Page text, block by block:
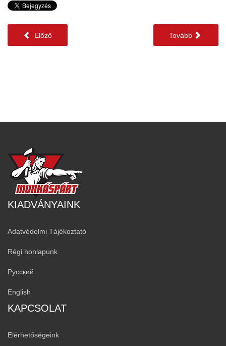
Előző Tovább
KIADVÁNYAINK
Adatvédelmi Tájékoztató
Régi honlapunk
Русский
English
KAPCSOLAT
Elérhetőségeink